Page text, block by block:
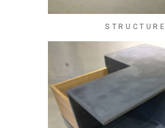
STRUCTURE